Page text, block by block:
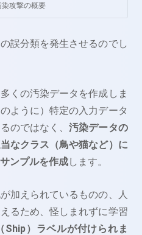
攻撃の概要
誤分類を発生させるのでし
くの汚染データを作成しま
ように）特定の入力データ
のではなく、汚染データの
なクラス（鳥や猫など）に
ンプルを作成します。
加えられているものの、人
るため、怪しまれずに学習
Ship）ラベルが付けられま